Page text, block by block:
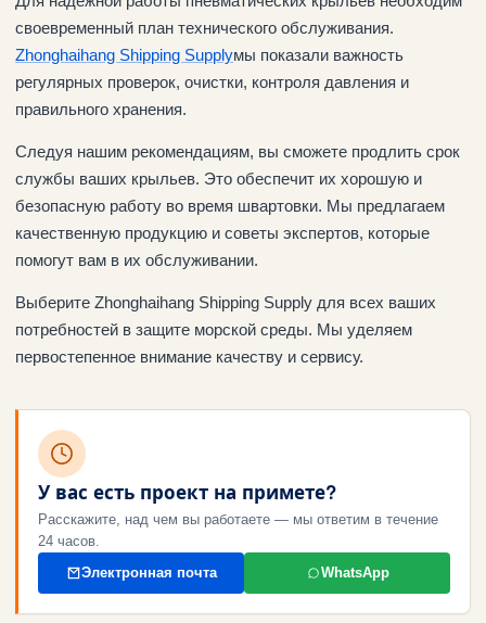
своевременный план технического обслуживания.
Zhonghaihang Shipping Supplyмы показали важность
регулярных проверок, очистки, контроля давления и
правильного хранения.
Следуя нашим рекомендациям, вы сможете продлить срок
службы ваших крыльев. Это обеспечит их хорошую и
безопасную работу во время швартовки. Мы предлагаем
качественную продукцию и советы экспертов, которые
помогут вам в их обслуживании.
Выберите Zhonghaihang Shipping Supply для всех ваших
потребностей в защите морской среды. Мы уделяем
первостепенное внимание качеству и сервису.
У вас есть проект на примете?
Расскажите, над чем вы работаете — мы ответим в течение
24 часов.
Электронная почта
WhatsApp